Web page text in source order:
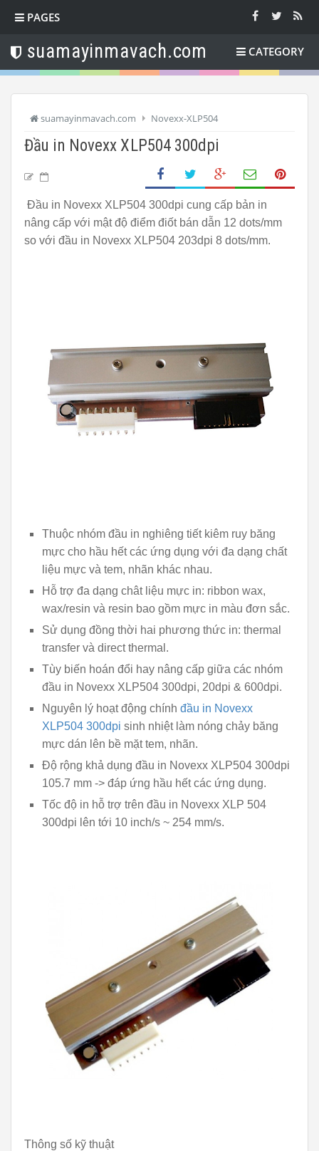
PAGES
suamayinmavach.com CATEGORY
suamayinmavach.com Novexx-XLP504
Đầu in Novexx XLP504 300dpi
Đầu in Novexx XLP504 300dpi cung cấp bản in
nâng cấp với mật độ điểm điốt bán dẫn 12 dots/mm
so với đầu in Novexx XLP504 203dpi 8 dots/mm.
Thuộc nhóm đầu in nghiêng tiết kiêm ruy băng
mực cho hầu hết các ứng dụng với đa dạng chất
liệu mực và tem, nhãn khác nhau.
Hỗ trợ đa dạng chât liệu mực in: ribbon wax,
wax/resin và resin bao gồm mực in màu đơn sắc.
Sử dụng đồng thời hai phương thức in: thermal
transfer và direct thermal.
Tùy biến hoán đổi hay nâng cấp giữa các nhóm
đầu in Novexx XLP504 300dpi, 20dpi & 600dpi.
Nguyên lý hoạt động chính đầu in Novexx
XLP504 300dpi sinh nhiệt làm nóng chảy băng
mực dán lên bề mặt tem, nhãn.
Độ rộng khả dụng đầu in Novexx XLP504 300dpi
105.7 mm -> đáp ứng hầu hết các ứng dụng.
Tốc độ in hỗ trợ trên đầu in Novexx XLP 504
300dpi lên tới 10 inch/s ~ 254 mm/s.
Thông số kỹ thuật